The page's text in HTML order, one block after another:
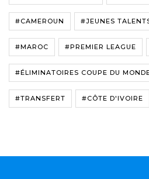
#CAMEROUN #JEUNES
#MAROC #PREMIER LEAGUE
#ÉLIMINATOIRES COUPE DU
#TRANSFERT #CÔTE D'IVOIRE